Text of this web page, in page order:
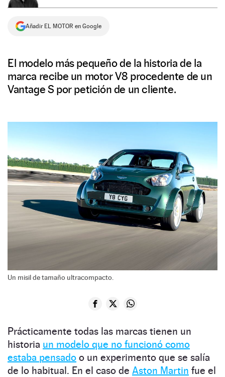
Añadir EL MOTOR en Google
El modelo más pequeño de la historia de la
marca recibe un motor V8 procedente de un
Vantage S por petición de un cliente.
Un misil de tamaño ultracompacto.
Prácticamente todas las marcas tienen un
historia un modelo que no funcionó como
estaba pensado o un experimento que se salía
de lo habitual. En el caso de Aston Martin fue el